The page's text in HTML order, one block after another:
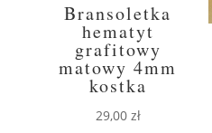
Bransoletka
hematyt
grafitowy
matowy 4mm
kostka
29,00 zł